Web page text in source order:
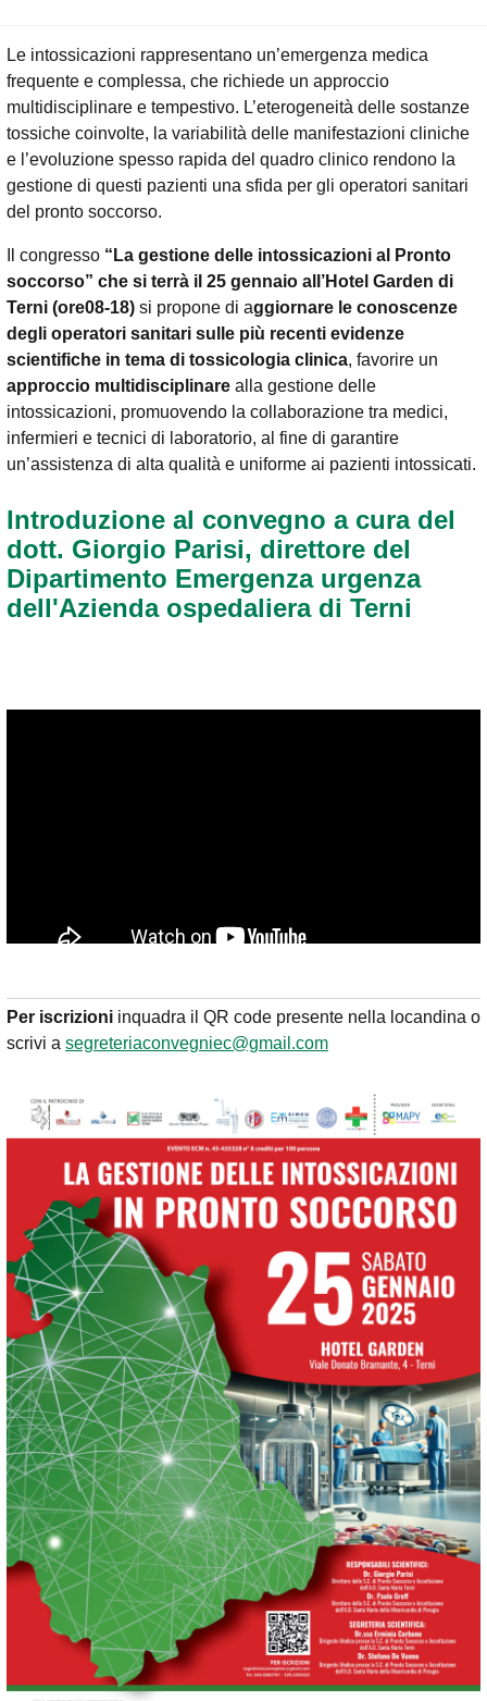
Le intossicazioni rappresentano un’emergenza medica
frequente e complessa, che richiede un approccio
multidisciplinare e tempestivo. L’eterogeneità delle sostanze
tossiche coinvolte, la variabilità delle manifestazioni cliniche
e l’evoluzione spesso rapida del quadro clinico rendono la
gestione di questi pazienti una sfida per gli operatori sanitari
del pronto soccorso.
Il congresso “La gestione delle intossicazioni al Pronto
soccorso” che si terrà il 25 gennaio all’Hotel Garden di
Terni (ore08-18) si propone di aggiornare le conoscenze
degli operatori sanitari sulle più recenti evidenze
scientifiche in tema di tossicologia clinica, favorire un
approccio multidisciplinare alla gestione delle
intossicazioni, promuovendo la collaborazione tra medici,
infermieri e tecnici di laboratorio, al fine di garantire
un’assistenza di alta qualità e uniforme ai pazienti intossicati.
Introduzione al convegno a cura del
dott. Giorgio Parisi, direttore del
Dipartimento Emergenza urgenza
dell'Azienda ospedaliera di Terni
Per iscrizioni inquadra il QR code presente nella locandina o
scrivi a segreteriaconvegniec@gmail.com